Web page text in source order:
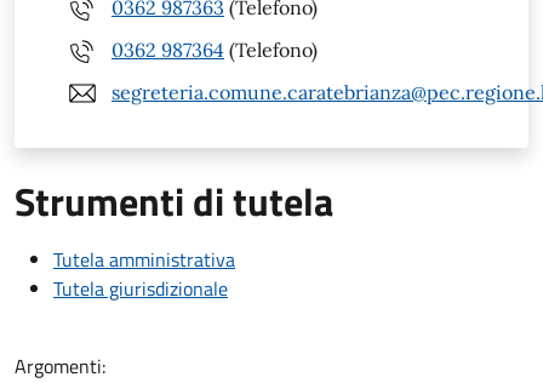
0362 987363 (Telefono)
0362 987364 (Telefono)
Strumenti di tutela
Tutela amministrativa
Tutela giurisdizionale
Argomenti: